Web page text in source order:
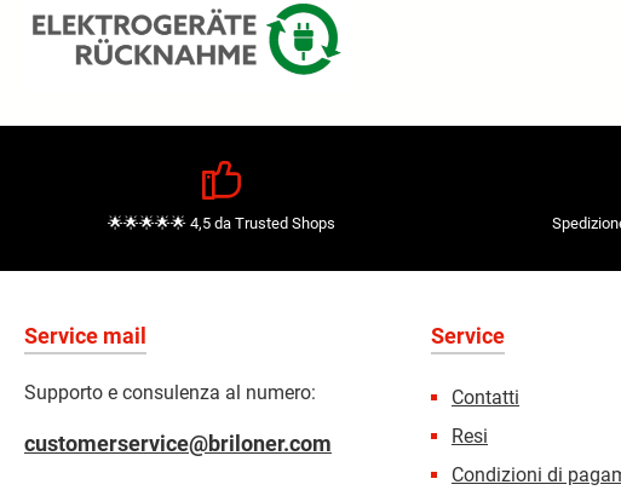
🌟🌟🌟🌟🌟 4,5 da Trusted Shops
Service mail
Supporto e consulenza al numero:
customerservice@briloner.com
Service
Contatti
Resi
Condizioni di